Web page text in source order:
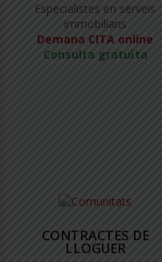
Especialistes en serveis
immobiliaris
Demana CITA online
Consulta gratuïta
CONTRACTES DE
LLOGUER